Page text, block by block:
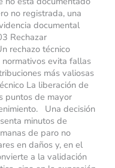
no registrada, una
documental
Rechazar
rechazo técnico
evita fallas
más valiosas
La liberación de
puntos de mayor
Una decisión
minutos de
de paro no
en daños y, en el
a la validación